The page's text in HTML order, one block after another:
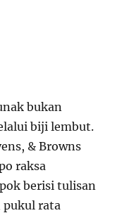
bukan
biji lembut.
& Browns
raksa
berisi tulisan
pukul rata